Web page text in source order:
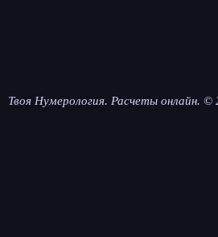
Твоя Нумерология. Расчеты онлайн. ©